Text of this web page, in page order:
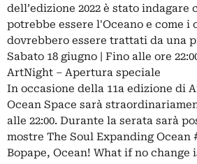
dell’edizione 2022 è stato indagare
potrebbe essere l'Oceano e come i
dovrebbero essere trattati da una
Sabato 18 giugno | Fino alle ore
ArtNight – Apertura speciale
In occasione della 11a edizione di
Ocean Space sarà
alle 22:00. Durante la serata sarà
mostre The Soul Expanding Ocean
Bopape, Ocean! What if no change